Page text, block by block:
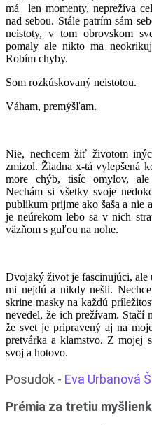
má len momenty, neprežíva
nad sebou. Stále patrím sám
neistoty, v tom obrovskom
pomaly ale nikto ma
Robím chyby.
Som rozkúskovaný neistotou.
Váham, premýšľam.
Nie, nechcem žiť životom
zmizol. Žiadna x-tá vylepšená
more chýb, tisíc omylov,
Nechám si všetky svoje
publikum prijme ako šaša a
je neúrekom lebo sa v nich
väzňom s guľou na nohe.
Dvojaký život je fascinujúci, ale
mi nejdú a nikdy nešli.
skrine masky na každú
nevedel, že ich prežívam. Stačí
že svet je pripravený aj na
pretvárka a klamstvo. Z mojej
svoj a hotovo.
Posudok - Eva Urbanová
Prémia za tretiu